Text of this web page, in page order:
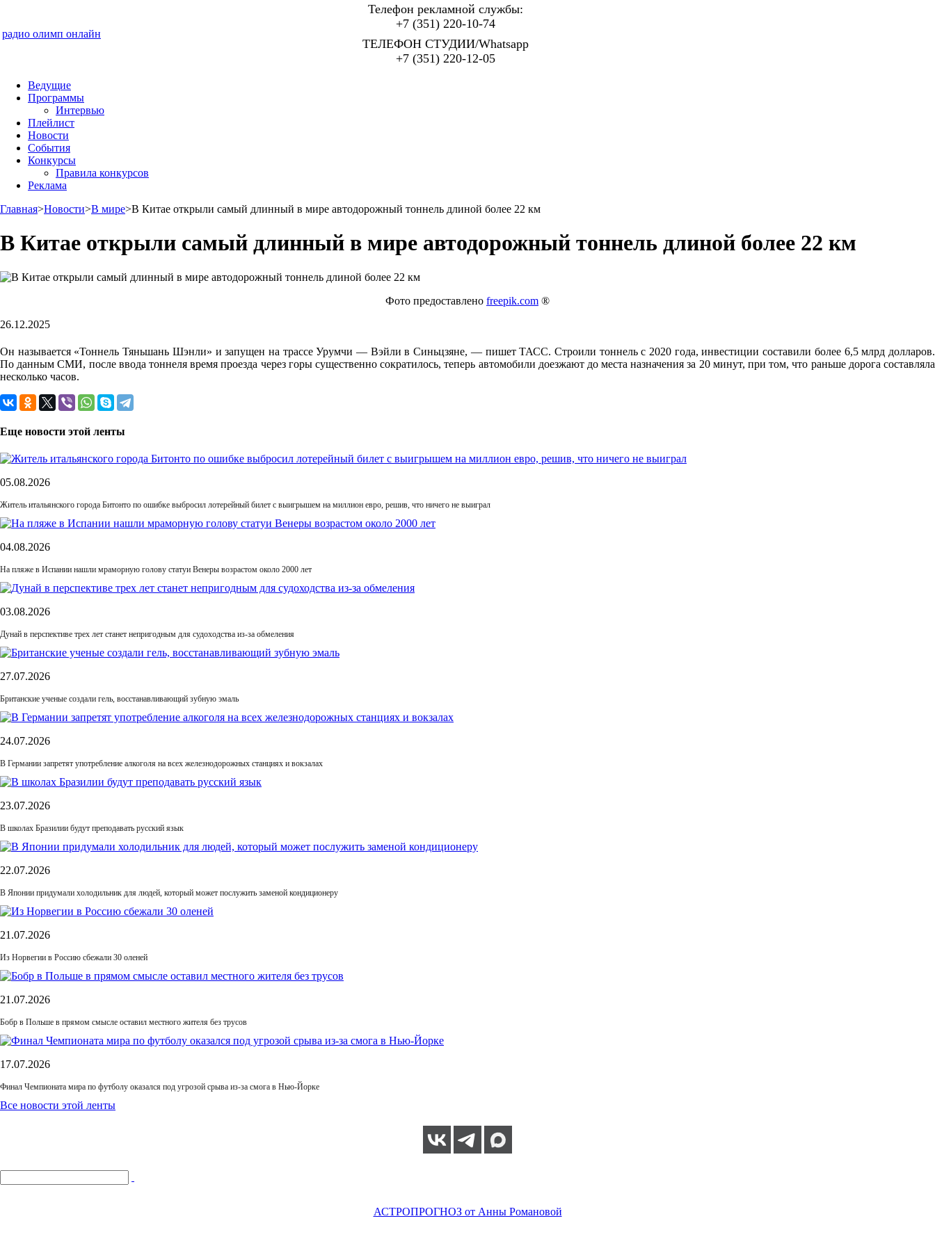
радио олимп онлайн
Телефон рекламной службы:
+7 (351) 220-10-74
ТЕЛЕФОН СТУДИИ/Whatsapp
+7 (351) 220-12-05
Ведущие
Программы
Интервью
Плейлист
Новости
События
Конкурсы
Правила конкурсов
Реклама
Главная>Новости>В мире>В Китае открыли самый длинный в мире автодорожный тоннель длиной более 22 км
В Китае открыли самый длинный в мире автодорожный тоннель длиной более 22 км
Фото предоставлено freepik.com ®
26.12.2025
Он называется «Тоннель Тяньшань Шэнли» и запущен на трассе Урумчи — Вэйли в Синьцзяне, — пишет ТАСС. Строили тоннель с 2020 года, инвестиции составили более 6,5 млрд долларов.
По данным СМИ, после ввода тоннеля время проезда через горы существенно сократилось, теперь автомобили доезжают до места назначения за 20 минут, при том, что раньше дорога составляла
несколько часов.
Еще новости этой ленты
05.08.2026
Житель итальянского города Битонто по ошибке выбросил лотерейный билет с выигрышем на миллион евро, решив, что ничего не выиграл
04.08.2026
На пляже в Испании нашли мраморную голову статуи Венеры возрастом около 2000 лет
03.08.2026
Дунай в перспективе трех лет станет непригодным для судоходства из-за обмеления
27.07.2026
Британские ученые создали гель, восстанавливающий зубную эмаль
24.07.2026
В Германии запретят употребление алкоголя на всех железнодорожных станциях и вокзалах
23.07.2026
В школах Бразилии будут преподавать русский язык
22.07.2026
В Японии придумали холодильник для людей, который может послужить заменой кондиционеру
21.07.2026
Из Норвегии в Россию сбежали 30 оленей
21.07.2026
Бобр в Польше в прямом смысле оставил местного жителя без трусов
17.07.2026
Финал Чемпионата мира по футболу оказался под угрозой срыва из-за смога в Нью-Йорке
Все новости этой ленты
АСТРОПРОГНОЗ от Анны Романовой